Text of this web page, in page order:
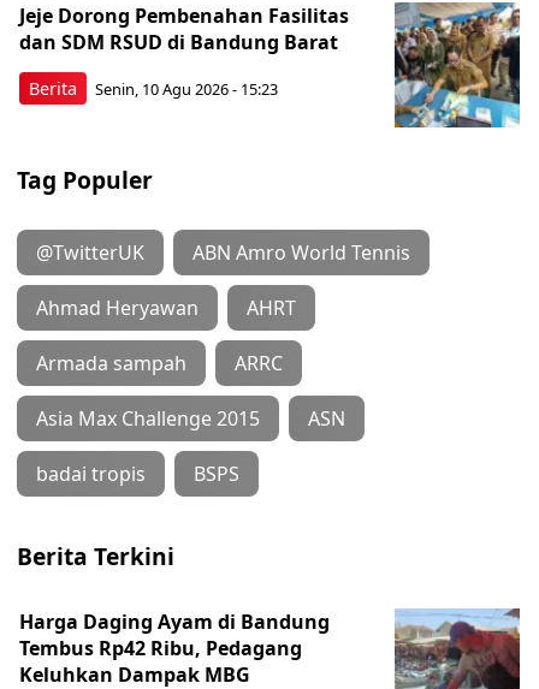
Berita
Jeje Dorong Pembenahan Fasilitas
dan SDM RSUD di Bandung Barat
Senin, 10 Agu 2026 - 15:23
Tag Populer
@TwitterUK ABN Amro World Tennis
Ahmad Heryawan AHRT
Armada sampah ARRC
Asia Max Challenge 2015 ASN
badai tropis BSPS
Berita Terkini
Harga Daging Ayam di Bandung
Tembus Rp42 Ribu, Pedagang
Keluhkan Dampak MBG